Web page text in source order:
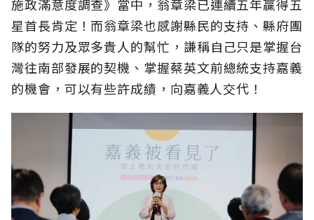
施政滿意度調查》當中，翁章梁已連續五年贏得五
星首長肯定！而翁章梁也感謝縣民的支持、縣府團
隊的努力及眾多貴人的幫忙，謙稱自己只是掌握台
灣往南部發展的契機、掌握蔡英文前總統支持嘉義
的機會，可以有些許成績，向嘉義人交代！